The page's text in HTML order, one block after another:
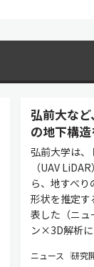
弘前大など
の地下構
弘前大学は、
（UAV
ら、地すべ
形状を推定す
表した（ニ
ン×3D解析
ニュース 研究